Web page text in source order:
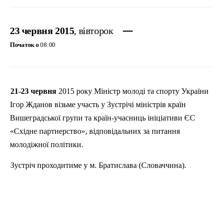
23 червня 2015, вівторок
Початок о 08:00
21-23 червня 2015 року Міністр молоді та спорту України
Ігор Жданов візьме участь у Зустрічі міністрів країн
Вишеградської групи та країн-учасниць ініціативи ЄС
«Східне партнерство», відповідальних за питання
молодіжної політики.
Зустріч проходитиме у м. Братислава (Словаччина).